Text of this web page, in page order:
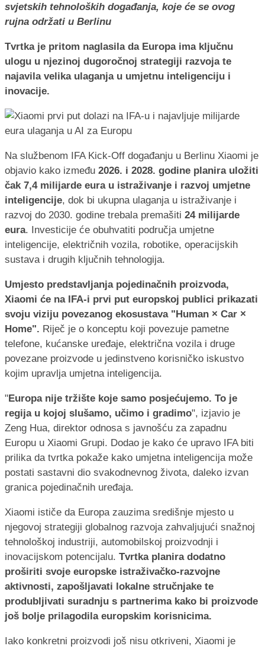
svjetskih tehnoloških događanja, koje će se ovog
rujna održati u Berlinu
Tvrtka je pritom naglasila da Europa ima ključnu
ulogu u njezinoj dugoročnoj strategiji razvoja te
najavila velika ulaganja u umjetnu inteligenciju i
inovacije.
Na službenom IFA Kick-Off događanju u Berlinu Xiaomi je
objavio kako između 2026. i 2028. godine planira uložiti
čak 7,4 milijarde eura u istraživanje i razvoj umjetne
inteligencije, dok bi ukupna ulaganja u istraživanje i
razvoj do 2030. godine trebala premašiti 24 milijarde
eura. Investicije će obuhvatiti područja umjetne
inteligencije, električnih vozila, robotike, operacijskih
sustava i drugih ključnih tehnologija.
Umjesto predstavljanja pojedinačnih proizvoda,
Xiaomi će na IFA-i prvi put europskoj publici prikazati
svoju viziju povezanog ekosustava "Human × Car ×
Home". Riječ je o konceptu koji povezuje pametne
telefone, kućanske uređaje, električna vozila i druge
povezane proizvode u jedinstveno korisničko iskustvo
kojim upravlja umjetna inteligencija.
"Europa nije tržište koje samo posjećujemo. To je
regija u kojoj slušamo, učimo i gradimo", izjavio je
Zeng Hua, direktor odnosa s javnošću za zapadnu
Europu u Xiaomi Grupi. Dodao je kako će upravo IFA biti
prilika da tvrtka pokaže kako umjetna inteligencija može
postati sastavni dio svakodnevnog života, daleko izvan
granica pojedinačnih uređaja.
Xiaomi ističe da Europa zauzima središnje mjesto u
njegovoj strategiji globalnog razvoja zahvaljujući snažnoj
tehnološkoj industriji, automobilskoj proizvodnji i
inovacijskom potencijalu. Tvrtka planira dodatno
proširiti svoje europske istraživačko-razvojne
aktivnosti, zapošljavati lokalne stručnjake te
produbljivati suradnju s partnerima kako bi proizvode
još bolje prilagodila europskim korisnicima.
Iako konkretni proizvodi još nisu otkriveni, Xiaomi je